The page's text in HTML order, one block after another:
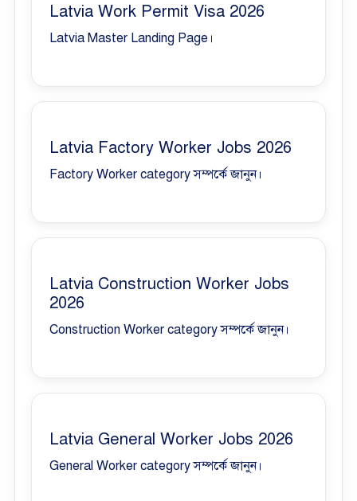
Latvia Work Permit Visa 2026
Latvia Master Landing Page।
Latvia Factory Worker Jobs 2026
Factory Worker category সম্পর্কে জানুন।
Latvia Construction Worker Jobs
2026
Construction Worker category সম্পর্কে জানুন।
Latvia General Worker Jobs 2026
General Worker category সম্পর্কে জানুন।